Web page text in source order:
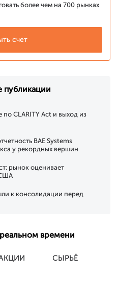
более чем на 700 рынках
счет
публикации
по CLARITY Act и выход из
BAE Systems
у рекордных вершин
рынок оценивает
США
к консолидации перед
времени
СЫРЬЁ